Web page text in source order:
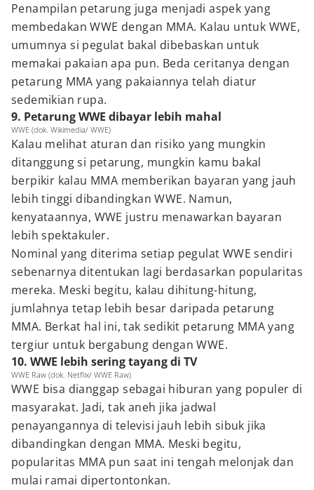
Penampilan petarung juga menjadi aspek yang
membedakan WWE dengan MMA. Kalau untuk WWE,
umumnya si pegulat bakal dibebaskan untuk
memakai pakaian apa pun. Beda ceritanya dengan
petarung MMA yang pakaiannya telah diatur
sedemikian rupa.
9. Petarung WWE dibayar lebih mahal
WWE (dok. Wikimedia/ WWE)
Kalau melihat aturan dan risiko yang mungkin
ditanggung si petarung, mungkin kamu bakal
berpikir kalau MMA memberikan bayaran yang jauh
lebih tinggi dibandingkan WWE. Namun,
kenyataannya, WWE justru menawarkan bayaran
lebih spektakuler.
Nominal yang diterima setiap pegulat WWE sendiri
sebenarnya ditentukan lagi berdasarkan popularitas
mereka. Meski begitu, kalau dihitung-hitung,
jumlahnya tetap lebih besar daripada petarung
MMA. Berkat hal ini, tak sedikit petarung MMA yang
tergiur untuk bergabung dengan WWE.
10. WWE lebih sering tayang di TV
WWE Raw (dok. Netflix/ WWE Raw)
WWE bisa dianggap sebagai hiburan yang populer di
masyarakat. Jadi, tak aneh jika jadwal
penayangannya di televisi jauh lebih sibuk jika
dibandingkan dengan MMA. Meski begitu,
popularitas MMA pun saat ini tengah melonjak dan
mulai ramai dipertontonkan.